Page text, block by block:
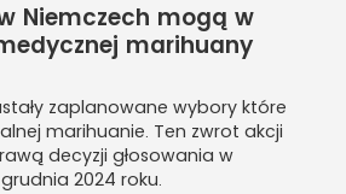
Niemczech mogą w
marihuany
zaplanowane wybory które
marihuanie. Ten zwrot akcji
decyzji głosowania w
2024 roku.